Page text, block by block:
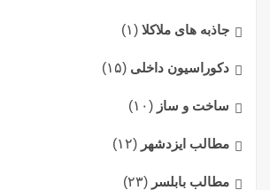
جاذبه های ملاکلا (۱)
دکوراسیون داخلی (۱۵)
ساخت و ساز (۱۰)
مطالب ایزدشهر (۱۲)
مطالب بابلسر (۲۳)